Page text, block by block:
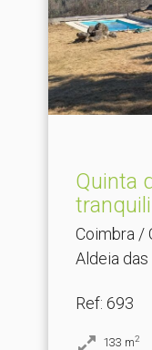
Quinta
Coimbra /
Aldeia das
Ref: 693
133 m2